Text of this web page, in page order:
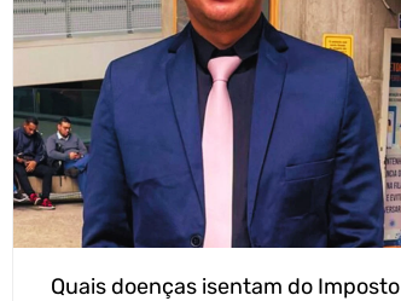
Quais doenças isentam do Imposto